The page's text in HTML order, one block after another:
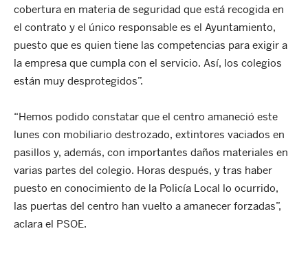
cobertura en materia de seguridad que está recogida en
el contrato y el único responsable es el Ayuntamiento,
puesto que es quien tiene las competencias para exigir a
la empresa que cumpla con el servicio. Así, los colegios
están muy desprotegidos”.
“Hemos podido constatar que el centro amaneció este
lunes con mobiliario destrozado, extintores vaciados en
pasillos y, además, con importantes daños materiales en
varias partes del colegio. Horas después, y tras haber
puesto en conocimiento de la Policía Local lo ocurrido,
las puertas del centro han vuelto a amanecer forzadas”,
aclara el PSOE.